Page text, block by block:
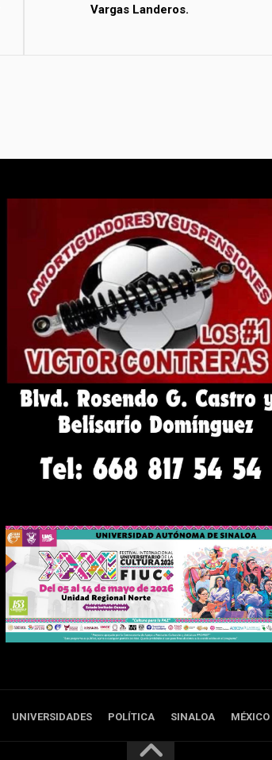
Vargas Landeros.
UNIVERSIDADES POLÍTICA SINALOA MÉXICO